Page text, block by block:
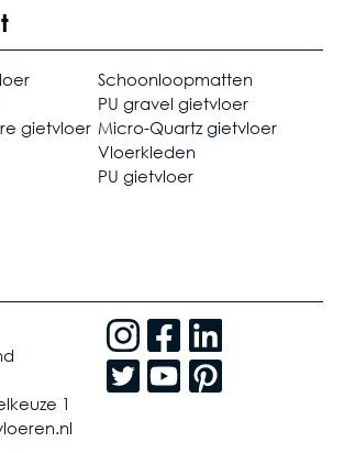
Schoonloopmatten
PU gravel gietvloer
gietvloer Micro-Quartz gietvloer
Vloerkleden
PU gietvloer
1